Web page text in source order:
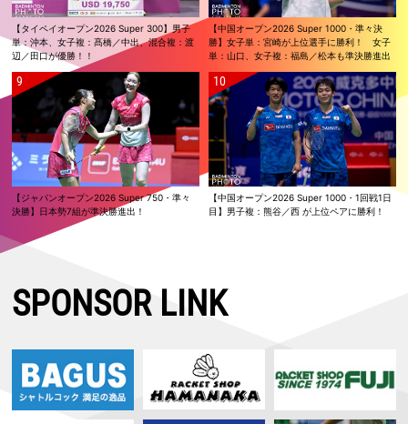
【タイペイオープン2026 Super 300】男子
単：沖本、女子複：髙橋／中出、混合複：渡
辺／田口が優勝！！
【中国オープン2026 Super 1000・準々決
勝】女子単：宮崎が上位選手に勝利！ 女子
単：山口、女子複：福島／松本も準決勝進出
【ジャパンオープン2026 Super 750・準々
決勝】日本勢7組が準決勝進出！
【中国オープン2026 Super 1000・1回戦1日
目】男子複：熊谷／西 が上位ペアに勝利！
SPONSOR LINK